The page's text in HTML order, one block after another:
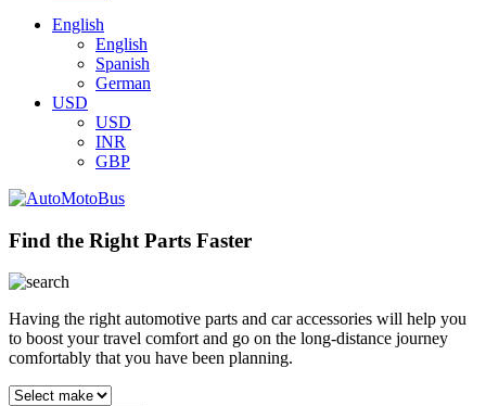
English
English
Spanish
German
USD
USD
INR
GBP
Find the Right Parts Faster
Having the right automotive parts and car accessories will help you
to boost your travel comfort and go on the long-distance journey
comfortably that you have been planning.